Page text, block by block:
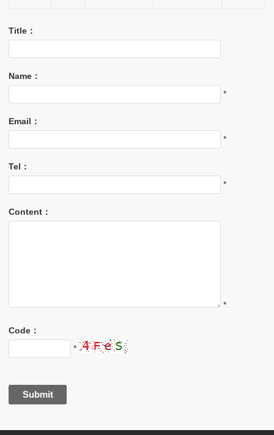
Title：
Name：
*
Email：
*
Tel：
*
Content：
*
Code：
*